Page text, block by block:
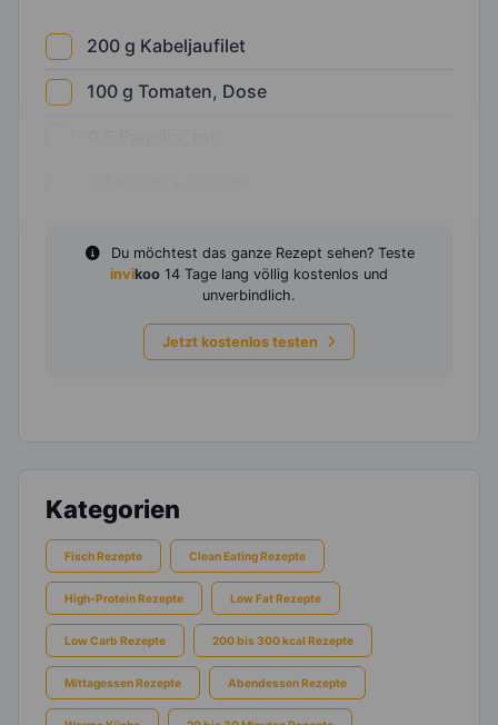
200 g Kabeljaufilet
100 g Tomaten, Dose
Du möchtest das ganze Rezept sehen? Teste
invikoo 14 Tage lang völlig kostenlos und
unverbindlich.
Jetzt kostenlos testen
Kategorien
Fisch Rezepte Clean Eating Rezepte
High-Protein Rezepte Low Fat Rezepte
Low Carb Rezepte 200 bis 300 kcal Rezepte
Mittagessen Rezepte Abendessen Rezepte